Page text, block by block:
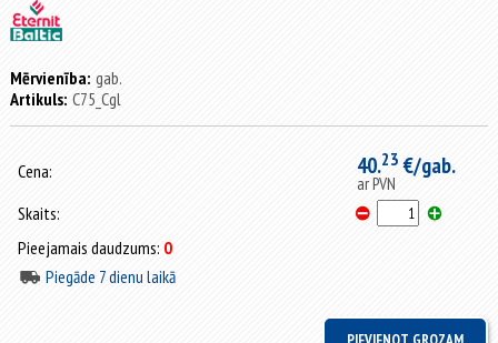
Mērvienība: gab.
Artikuls: C75_Cgl
Cena: 40.23 €/gab.
ar PVN
Skaits:
Pieejamais daudzums: 0
Piegāde 7 dienu laikā